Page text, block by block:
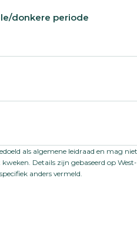
donkere periode
Antibes I
114056
Gepilleerd zaadZaad
80- 100 cm
Buitenteelt; Kas
als algemene leidraad en mag
Details zijn gebaseerd op
anders vermeld.